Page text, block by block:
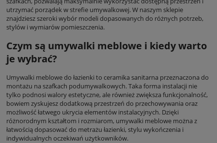
utrzymać porządek w strefie umywalkowej. W naszym sklepie
znajdziesz szeroki wybór modeli dopasowanych do różnych potrzeb,
stylów i wymiarów pomieszczenia.
Czym są umywalki meblowe i kiedy warto
je wybrać?
Umywalki meblowe do łazienki to ceramika sanitarna przeznaczona do
montażu na szafkach podumywalkowych. Taka forma instalacji nie
tylko podnosi walory estetyczne, ale również zwiększa funkcjonalność,
bowiem zyskujesz dodatkową przestrzeń do przechowywania oraz
możliwość łatwego ukrycia elementów instalacyjnych. Dzięki
różnorodnym kształtom i rozmiarom, umywalki meblowe można z
łatwością dopasować do metrażu łazienki, stylu wykończenia i
indywidualnych oczekiwań użytkowników.